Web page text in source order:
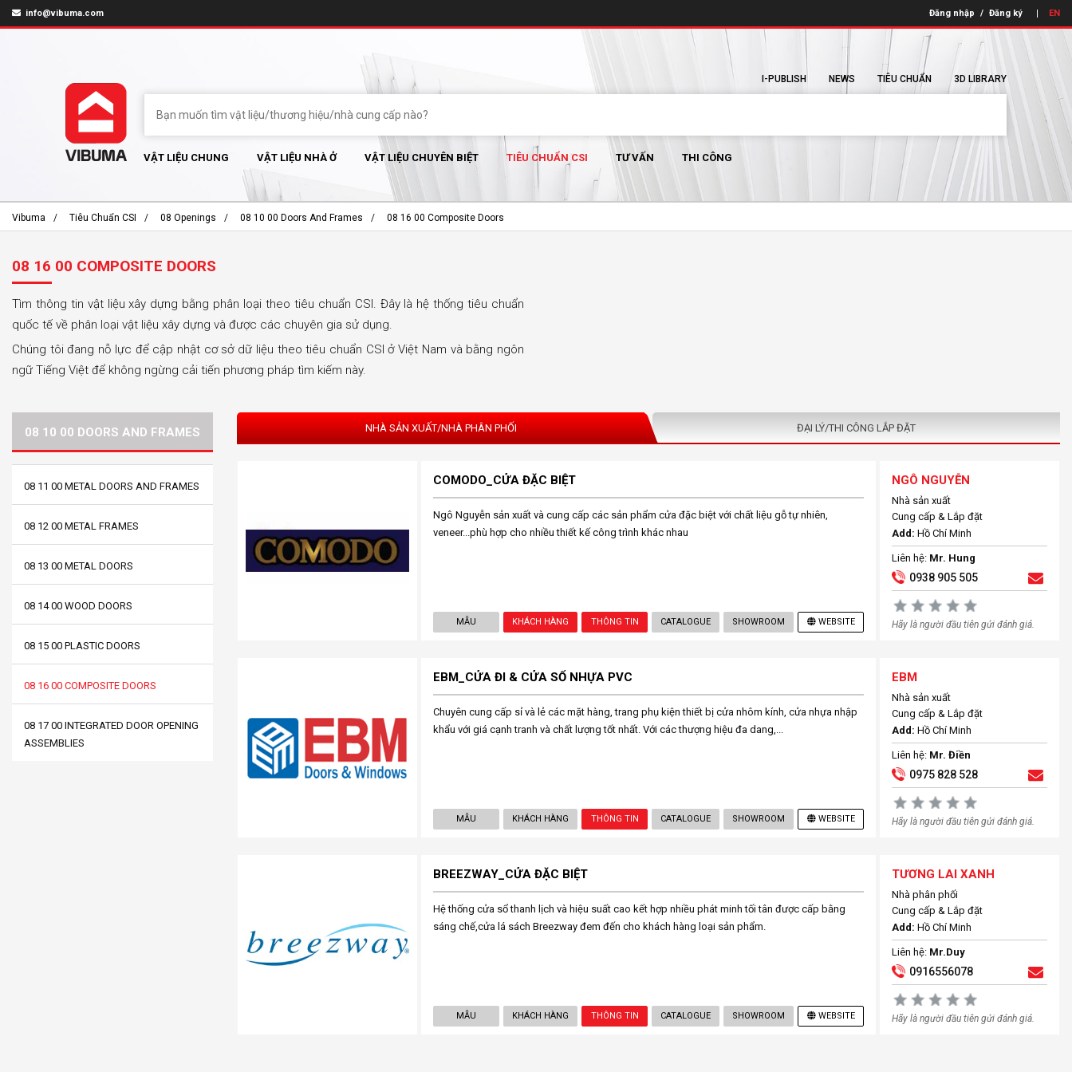
info@vibuma.com Đăng nhập / Đăng ký EN
I-PUBLISH NEWS TIÊU CHUẨN 3D LIBRARY
VẬT LIỆU CHUNG VẬT LIỆU NHÀ Ở VẬT LIỆU CHUYÊN BIỆT TIÊU CHUẨN CSI TƯ VẤN THI CÔNG
Vibuma Tiêu Chuẩn CSI 08 Openings 08 10 00 Doors And Frames 08 16 00 Composite Doors
08 16 00 COMPOSITE DOORS
Tìm thông tin vật liệu xây dựng bằng phân loại theo tiêu chuẩn CSI. Đây là hệ thống tiêu chuẩn
quốc tế về phân loại vật liệu xây dựng và được các chuyên gia sử dụng.
Chúng tôi đang nỗ lực để cập nhật cơ sở dữ liệu theo tiêu chuẩn CSI ở Việt Nam và bằng ngôn
ngữ Tiếng Việt để không ngừng cải tiến phương pháp tìm kiếm này.
NHÀ SẢN XUẤT/NHÀ PHÂN PHỐI ĐẠI LÝ/THI CÔNG LẮP ĐẶT
COMODO_CỬA ĐẶC BIỆT
Ngô Nguyễn sản xuất và cung cấp các sản phẩm cửa đặc biệt với chất liệu gỗ tự nhiên,
veneer...phù hợp cho nhiều thiết kế công trình khác nhau
MẪU KHÁCH HÀNG THÔNG TIN CATALOGUE SHOWROOM WEBSITE
NGÔ NGUYỄN
Nhà sản xuất
Cung cấp & Lắp đặt
Add: Hồ Chí Minh
Liên hệ: Mr. Hung
0938 905 505
Hãy là người đầu tiên gửi đánh giá.
EBM_CỬA ĐI & CỬA SỔ NHỰA PVC
Chuyên cung cấp sỉ và lẻ các mặt hàng, trang phụ kiện thiết bị cửa nhôm kính, cửa nhựa nhập
khẩu với giá cạnh tranh và chất lượng tốt nhất. Với các thượng hiệu đa dang,...
MẪU KHÁCH HÀNG THÔNG TIN CATALOGUE SHOWROOM WEBSITE
EBM
Nhà sản xuất
Cung cấp & Lắp đặt
Add: Hồ Chí Minh
Liên hệ: Mr. Điền
0975 828 528
Hãy là người đầu tiên gửi đánh giá.
BREEZWAY_CỬA ĐẶC BIỆT
Hệ thống cửa sổ thanh lịch và hiệu suất cao kết hợp nhiều phát minh tối tân được cấp bằng
sáng chế,cửa lá sách Breezway đem đến cho khách hàng loại sản phẩm.
MẪU KHÁCH HÀNG THÔNG TIN CATALOGUE SHOWROOM WEBSITE
TƯƠNG LAI XANH
Nhà phân phối
Cung cấp & Lắp đặt
Add: Hồ Chí Minh
Liên hệ: Mr.Duy
0916556078
Hãy là người đầu tiên gửi đánh giá.
08 10 00 DOORS AND FRAMES
08 11 00 METAL DOORS AND FRAMES
08 12 00 METAL FRAMES
08 13 00 METAL DOORS
08 14 00 WOOD DOORS
08 15 00 PLASTIC DOORS
08 16 00 COMPOSITE DOORS
08 17 00 INTEGRATED DOOR OPENING
ASSEMBLIES